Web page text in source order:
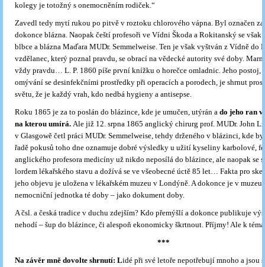
kolegy je totožný s onemocněním rodiček.“
Zavedl tedy mytí rukou po pitvě v roztoku chlorového vápna. Byl označen za
dokonce blázna. Naopak čeští profesoři ve Vídni Škoda a Rokitanský se však
blbce a blázna Maďara MUDr. Semmelweise. Ten je však vyštván z Vídně do
vzdělanec, který poznal pravdu, se obrací na vědecké autority své doby.
vždy pravdu… L. P. 1860 píše první knížku o horečce omladnic. Jeho postoj,
omývání se desinfekčními prostředky při operacích a porodech, je shrnut
světu, že je každý vrah, kdo nedbá hygieny a antisepse.
Roku 1865 je za to poslán do blázince, kde je umučen, utýrán a do jeho ran
na kterou umírá. Ale již 12. srpna 1865 anglický chirurg prof. MUDr. John
v Glasgowě četl práci MUDr. Semmelweise, tehdy drženého v blázinci, kde
řadě pokusů toho dne oznamuje dobré výsledky u užití kyseliny karbolové,
anglického profesora medicíny už nikdo neposílá do blázince, ale naopak se
lordem lékařského stavu a dožívá se ve všeobecné úctě 85 let… Fakta pro
jeho objevu je uložena v lékařském muzeu v Londýně. A dokonce je v muzeu
nemocniční jednotka té doby – jako dokument doby.
A čsl. a česká tradice v duchu zdejším? Kdo přemýšlí a dokonce publikuje
nehodí – šup do blázince, či alespoň ekonomicky škrtnout. Příjmy! Ale k
***
Na závěr mně dovolte shrnutí: Lidé při své letoře nepotřebují mnoho a jsou